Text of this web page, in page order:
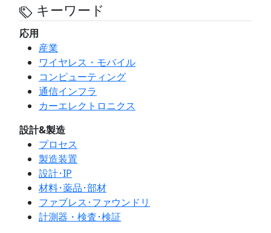
キーワード
応用
産業
ワイヤレス・モバイル
コンピューティング
通信インフラ
カーエレクトロニクス
設計&製造
プロセス
製造装置
設計･IP
材料･薬品･部材
ファブレス･ファウンドリ
計測器・検査･検証